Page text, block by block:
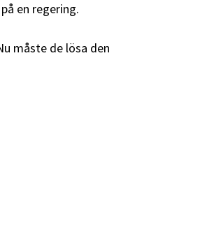
en regering.
måste de lösa den